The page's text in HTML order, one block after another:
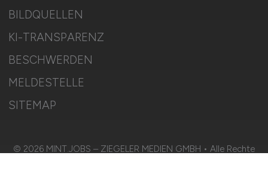
BILDQUELLEN
KI-TRANSPARENZ
BESCHWERDEN
MELDESTELLE
SITEMAP
© 2026 MINT.JOBS – ZIEGELER MEDIEN GMBH • Alle Rechte